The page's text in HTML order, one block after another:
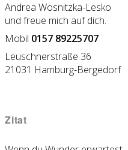
Andrea Wosnitzka-Lesko
und freue mich auf dich.
Mobil 0157 89225707
Leuschnerstraße 36
21031 Hamburg-Bergedorf
Zitat